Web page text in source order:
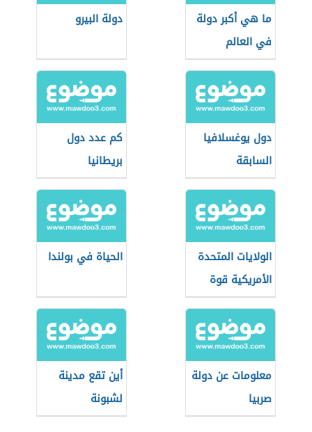
ما هي أكبر دولة
في العالم
دولة البيرو
دول يوغسلافيا
السابقة
كم عدد دول
بريطانيا
الولايات المتحدة
الأمريكية قوة
اقتصادية عظمى
الحياة في بولندا
معلومات عن دولة
صربيا
أين تقع مدينة
لشبونة